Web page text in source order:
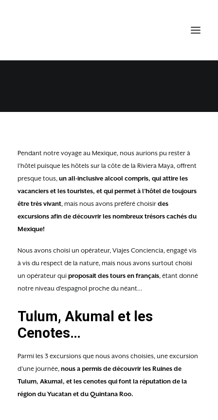
Pendant notre voyage au Mexique, nous aurions pu rester à
l’hôtel puisque les hôtels sur la côte de la Riviera Maya, offrent
presque tous, un all-inclusive alcool compris, qui attire les
vacanciers et les touristes, et qui permet à l’hôtel de toujours
être très vivant, mais nous avons préféré choisir des
excursions afin de découvrir les nombreux trésors cachés du
Mexique!
Nous avons choisi un opérateur, Viajes Conciencia, engagé vis
à vis du respect de la nature, mais nous avons surtout choisi
un opérateur qui proposait des tours en français, étant donné
notre niveau d’espagnol proche du néant…
Tulum, Akumal et les
Cenotes…
Parmi les 3 excursions que nous avons choisies, une excursion
d’une journée, nous a permis de découvrir les Ruines de
Tulum, Akumal, et les cenotes qui font la réputation de la
région du Yucatan et du Quintana Roo.